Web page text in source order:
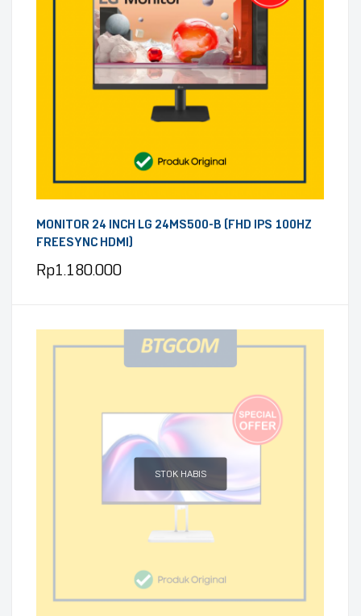
MONITOR 24 INCH LG 24MS500-B (FHD IPS 100HZ
FREESYNC HDMI)
Rp1.180.000
STOK HABIS